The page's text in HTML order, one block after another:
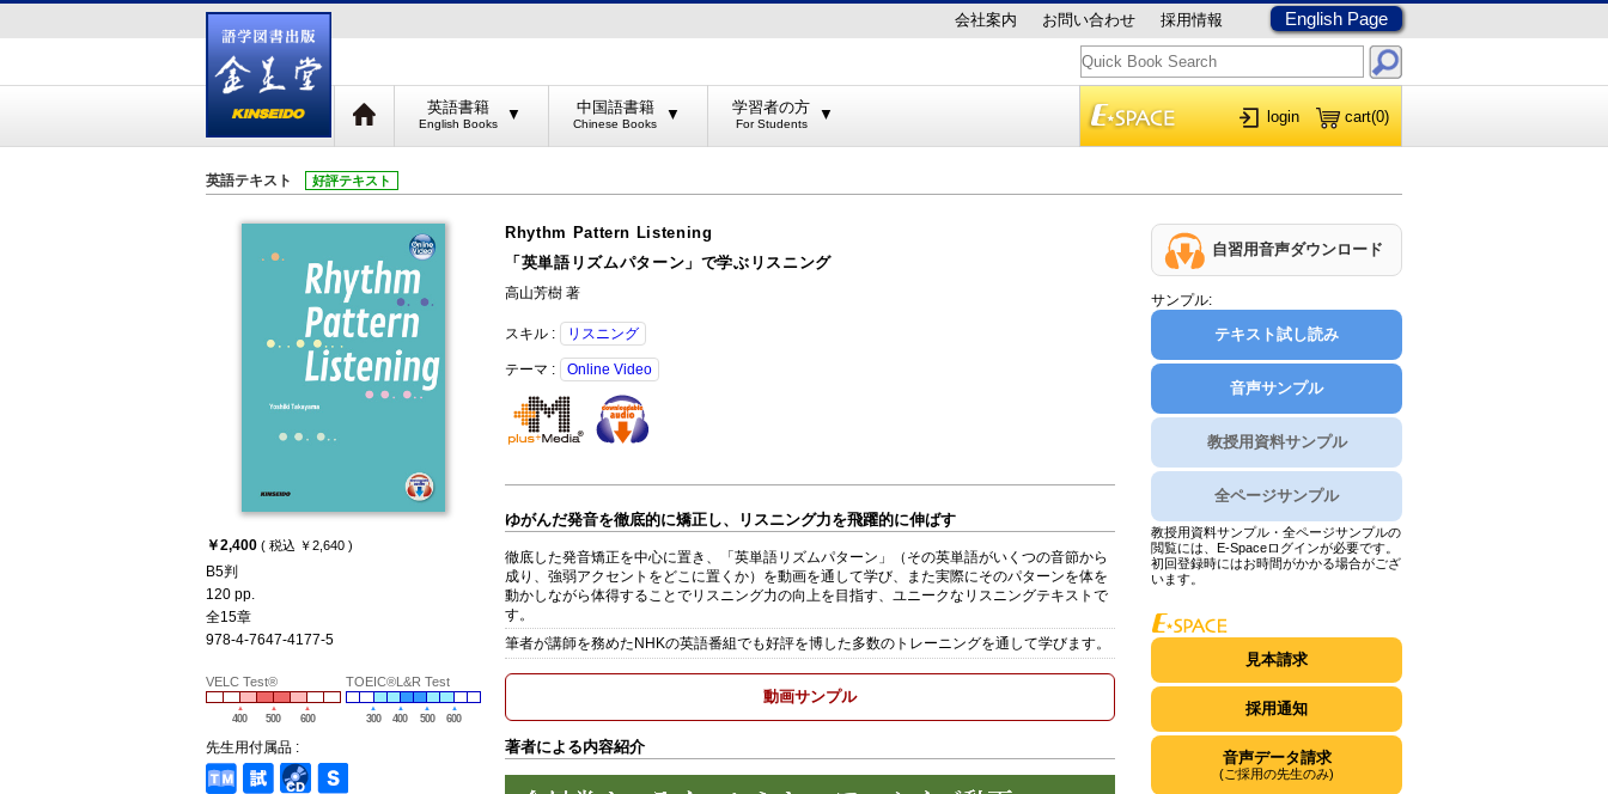
English Page
会社案内 お問い合わせ 採用情報
英語書籍 ▼ 中国語書籍 ▼ 学習者の方 ▼ login cart(0)
英語テキスト 好評テキスト
￥2,400 ( 税込 ￥2,640 )
B5判
120 pp.
全15章
978-4-7647-4177-5
VELC Test®
400 500 600
TOEIC®L&R Test
300 400 500 600
先生用付属品 :
Rhythm Pattern Listening
「英単語リズムパターン」で学ぶリスニング
高山芳樹 著
スキル : リスニング
テーマ : Online Video
ゆがんだ発音を徹底的に矯正し、リスニング力を飛躍的に伸ばす
徹底した発音矯正を中心に置き、「英単語リズムパターン」（その英単語がいくつの音節から
成り、強弱アクセントをどこに置くか）を動画を通して学び、また実際にそのパターンを体を
動かしながら体得することでリスニング力の向上を目指す、ユニークなリスニングテキストで
す。
筆者が講師を務めたNHKの英語番組でも好評を博した多数のトレーニングを通して学びます。
動画サンプル
著者による内容紹介
自習用音声ダウンロード
サンプル:
テキスト試し読み
音声サンプル
教授用資料サンプル
全ページサンプル
教授用資料サンプル・全ページサンプルの
閲覧には、E-Spaceログインが必要です。
初回登録時にはお時間がかかる場合がござ
います。
見本請求
採用通知
音声データ請求
(ご採用の先生のみ)